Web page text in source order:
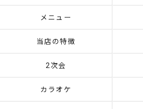
メニュー
当店の特徴
2次会
カラオケ